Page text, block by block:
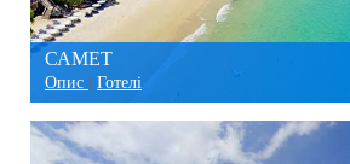
САМЕТ
Опис Готелі